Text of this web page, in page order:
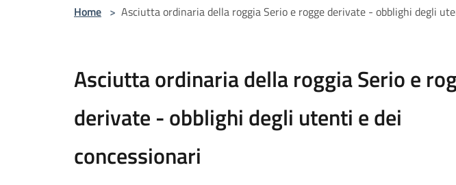
Home > Asciutta ordinaria della roggia Serio e rogge derivate - obblighi degli
Asciutta ordinaria della roggia Serio e
derivate - obblighi degli utenti e dei
concessionari